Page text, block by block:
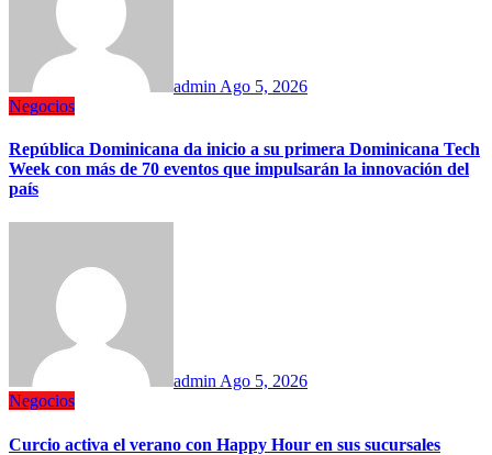
admin Ago 5, 2026
Negocios
República Dominicana da inicio a su primera Dominicana Tech
Week con más de 70 eventos que impulsarán la innovación del
país
adminAgo 5, 2026
Negocios
Curcio activa el verano con Happy Hour en sus sucursales